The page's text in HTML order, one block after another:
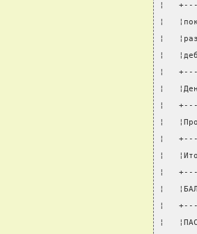
¦
¦
¦
¦
¦
¦
¦
¦
¦
¦
¦
¦
¦
¦